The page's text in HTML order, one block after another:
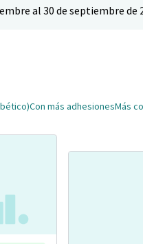
al 30 de septiembre de
Con más adhesionesMás